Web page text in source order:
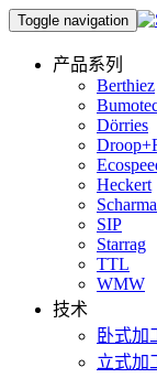
Toggle navigation
产品系列
Berthiez
Dörries
Heckert
SIP
Starrag
TTL
WMW
技术
卧式加
立式加